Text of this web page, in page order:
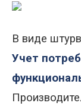
В виде
Учет